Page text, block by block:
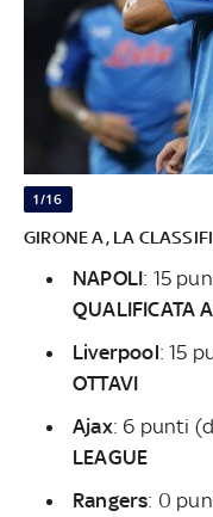
1/16
GIRONE A, LA
NAPOLI: 15
QUALIFICATA
Liverpool: 15
OTTAVI
Ajax: 6 punti
LEAGUE
Rangers: 0